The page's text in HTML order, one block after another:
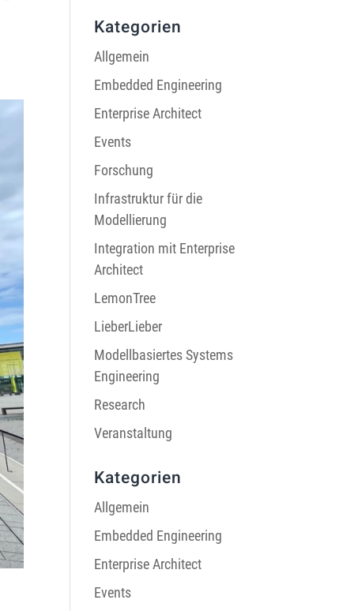
Kategorien
Allgemein
Embedded Engineering
Enterprise Architect
Events
Forschung
Infrastruktur für die
Modellierung
Integration mit Enterprise
Architect
LemonTree
LieberLieber
Modellbasiertes Systems
Engineering
Research
Veranstaltung
Kategorien
Allgemein
Embedded Engineering
Enterprise Architect
Events